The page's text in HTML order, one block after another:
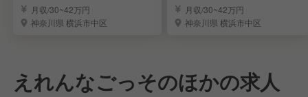
経験OK＊面接1回
月収/30~42万円
神奈川県 横浜市中区
付く人気の大衆酒場
月収/30~42万円
神奈川県 横浜市中区
えれんなごっそのほかの求人